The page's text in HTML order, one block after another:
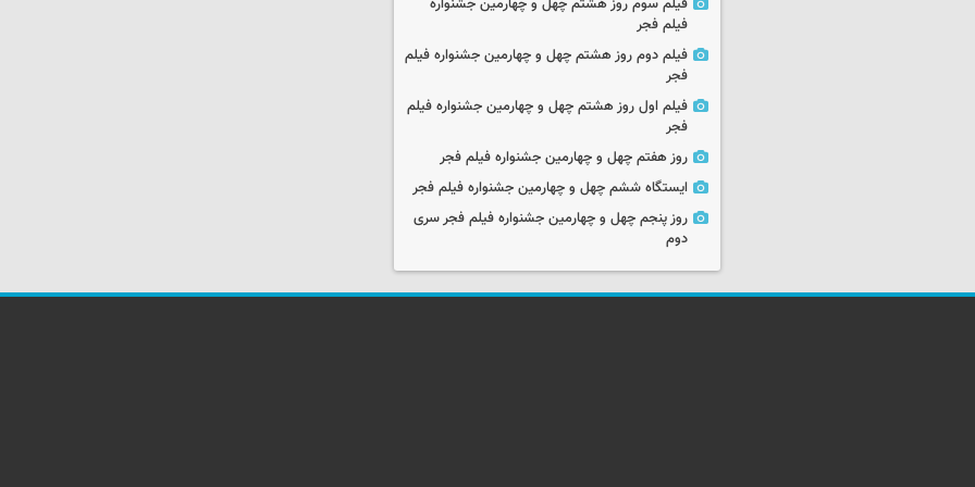
فیلم سوم روز هشتم چهل و چهارمین جشنواره
فیلم فجر
فیلم دوم روز هشتم چهل و چهارمین جشنواره فیلم
فجر
فیلم اول روز هشتم چهل و چهارمین جشنواره فیلم
فجر
روز هفتم چهل و چهارمین جشنواره فیلم فجر
ایستگاه ششم چهل و چهارمین جشنواره فیلم فجر
روز پنجم چهل و چهارمین جشنواره فیلم فجر سری
دوم